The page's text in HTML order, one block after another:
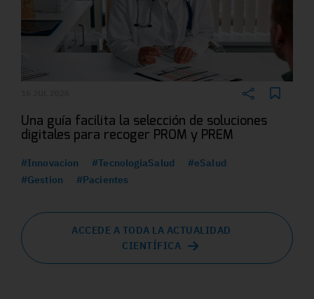
Una guía facilita la selección de soluciones
digitales para recoger PROM y PREM
#Innovacion #TecnologiaSalud
#eSalud
#Gestion
#Pacientes
ACCEDE A TODA LA ACTUALIDAD
CIENTÍFICA